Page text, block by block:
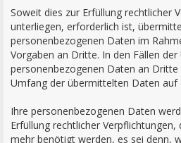
Soweit dies zur Erfüllung rechtlicher
unterliegen, erforderlich ist,
personenbezogenen Daten im
Vorgaben an Dritte. In den Fällen
personenbezogenen Daten an
Umfang der übermittelten Daten
Ihre personenbezogenen Daten
Erfüllung rechtlicher
mehr benötigt werden, es sei denn,